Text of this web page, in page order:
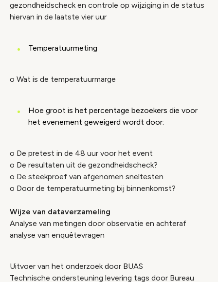
gezondheidscheck en controle op wijziging in de status
hiervan in de laatste vier uur
Temperatuurmeting
o Wat is de temperatuurmarge
Hoe groot is het percentage bezoekers die voor
het evenement geweigerd wordt door:
o De pretest in de 48 uur voor het event
o De resultaten uit de gezondheidscheck?
o De steekproef van afgenomen sneltesten
o Door de temperatuurmeting bij binnenkomst?
Wijze van dataverzameling
Analyse van metingen door observatie en achteraf
analyse van enquêtevragen
Uitvoer van het onderzoek door BUAS
Technische ondersteuning levering tags door Bureau